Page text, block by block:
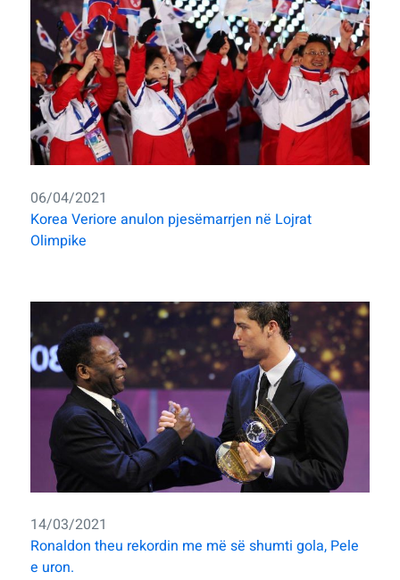
06/04/2021
Korea Veriore anulon pjesëmarrjen në Lojrat
Olimpike
14/03/2021
Ronaldon theu rekordin me më së shumti gola, Pele
e uron.